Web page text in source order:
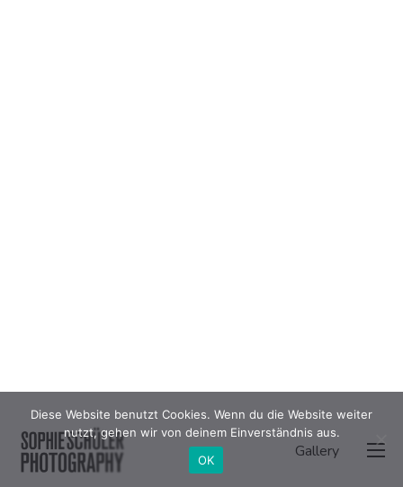
Gallery
Diese Website benutzt Cookies. Wenn du die Website weiter
nutzt, gehen wir von deinem Einverständnis aus.
OK